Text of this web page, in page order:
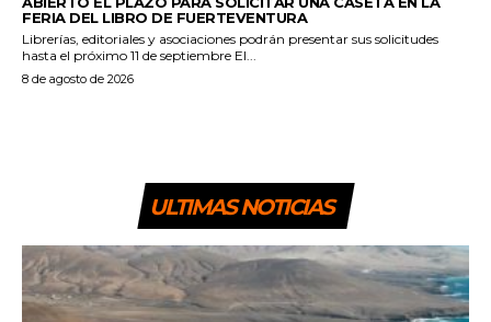
FERIA DEL LIBRO DE FUERTEVENTURA
Librerías, editoriales y asociaciones podrán presentar sus solicitudes
hasta el próximo 11 de septiembre El...
8 de agosto de 2026
ULTIMAS NOTICIAS